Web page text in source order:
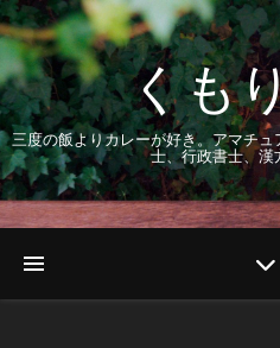
くも
三度の飯よりカレーが好き。アマチ
士、行政書士、漢